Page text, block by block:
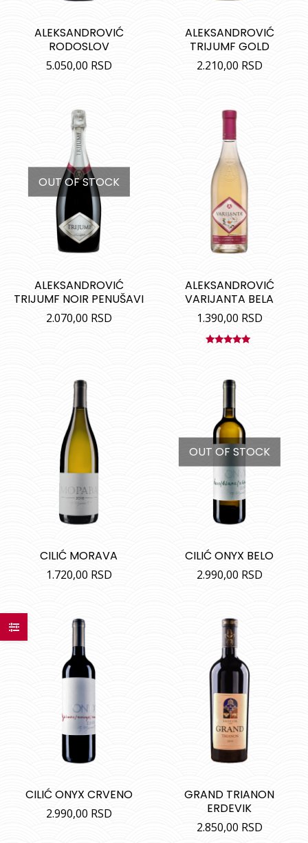
ALEKSANDROVIĆ
RODOSLOV
5.050,00 RSD
ALEKSANDROVIĆ
TRIJUMF GOLD
2.210,00 RSD
OUT OF STOCK
ALEKSANDROVIĆ
TRIJUMF NOIR PENUŠAVI
2.070,00 RSD
ALEKSANDROVIĆ
VARIJANTA BELA
1.390,00 RSD
CILIĆ MORAVA
1.720,00 RSD
OUT OF STOCK
CILIĆ ONYX BELO
2.990,00 RSD
CILIĆ ONYX CRVENO
2.990,00 RSD
GRAND TRIANON
ERDEVIK
2.850,00 RSD